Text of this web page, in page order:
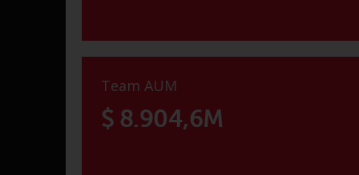
Team AUM
$ 8.904,6M